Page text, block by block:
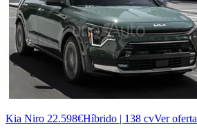
Kia Niro 22.598€Híbrido | 138 cvVer oferta